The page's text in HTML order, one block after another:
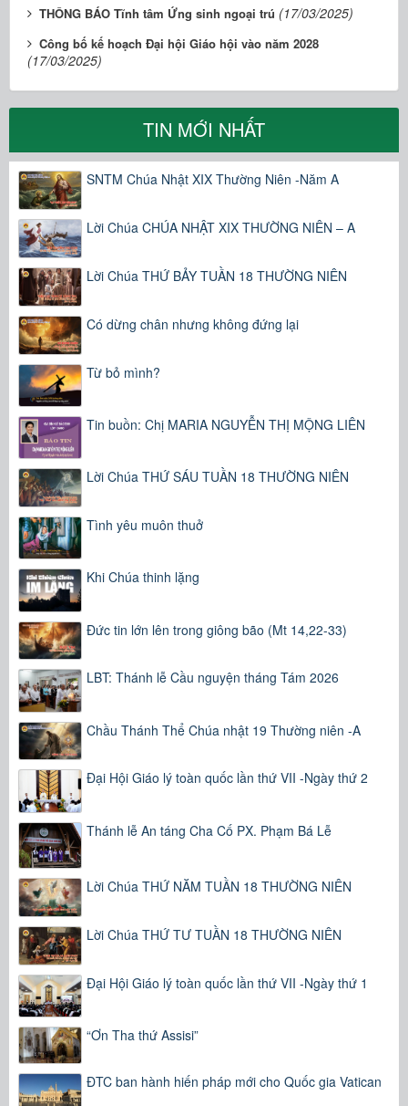
THÔNG BÁO Tĩnh tâm Ứng sinh ngoại trú (17/03/2025)
Công bố kế hoạch Đại hội Giáo hội vào năm 2028
(17/03/2025)
TIN MỚI NHẤT
SNTM Chúa Nhật XIX Thường Niên -Năm A
Lời Chúa CHÚA NHẬT XIX THƯỜNG NIÊN – A
Lời Chúa THỨ BẢY TUẦN 18 THƯỜNG NIÊN
Có dừng chân nhưng không đứng lại
Từ bỏ mình?
Tin buồn: Chị MARIA NGUYỄN THỊ MỘNG LIÊN
Lời Chúa THỨ SÁU TUẦN 18 THƯỜNG NIÊN
Tình yêu muôn thuở
Khi Chúa thinh lặng
Đức tin lớn lên trong giông bão (Mt 14,22-33)
LBT: Thánh lễ Cầu nguyện tháng Tám 2026
Chầu Thánh Thể Chúa nhật 19 Thường niên -A
Đại Hội Giáo lý toàn quốc lần thứ VII -Ngày thứ 2
Thánh lễ An táng Cha Cố PX. Phạm Bá Lễ
Lời Chúa THỨ NĂM TUẦN 18 THƯỜNG NIÊN
Lời Chúa THỨ TƯ TUẦN 18 THƯỜNG NIÊN
Đại Hội Giáo lý toàn quốc lần thứ VII -Ngày thứ 1
“Ơn Tha thứ Assisi”
ĐTC ban hành hiến pháp mới cho Quốc gia Vatican